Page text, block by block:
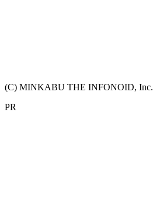
(C) MINKABU THE INFONOID, Inc.
PR